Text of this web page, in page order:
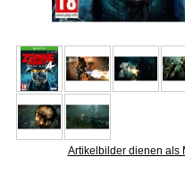
Artikelbilder dienen als